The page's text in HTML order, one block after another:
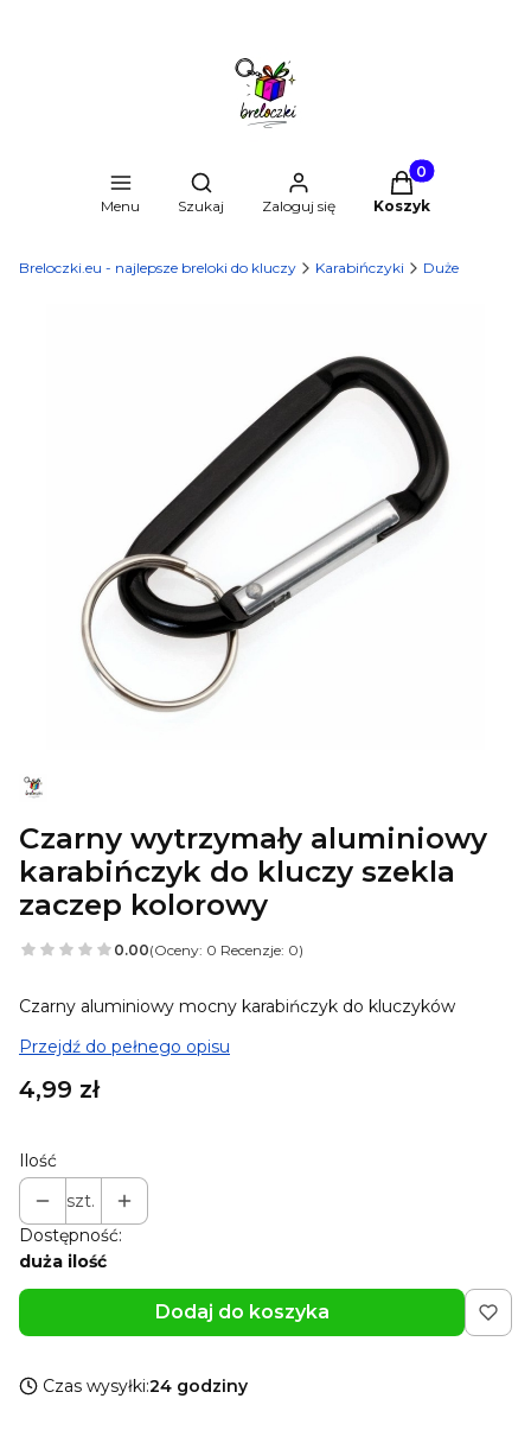
Menu
Otwórz wyszukiwarkę
Szukaj Zaloguj się
Produkty w
Koszyk
Breloczki.eu - najlepsze breloki do kluczy Karabińczyki Duże
Czarny wytrzymały aluminiowy
karabińczyk do kluczy szekla
zaczep kolorowy
0.00(Oceny: 0 Recenzje: 0)
Czarny aluminiowy mocny karabińczyk do kluczyków
Przejdź do pełnego opisu
Cena
4,99 zł
Ilość
szt.
Dostępność:
duża ilość
Dodaj do koszyka
Czas wysyłki:24 godziny